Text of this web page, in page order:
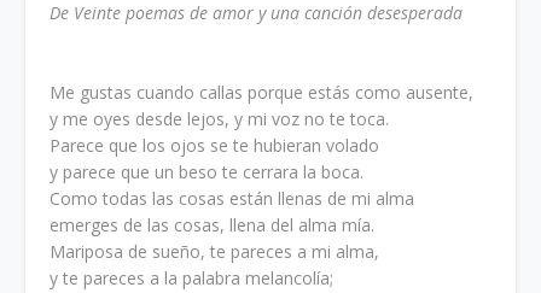
De Veinte poemas de amor y una canción desesperada
Me gustas cuando callas porque estás como ausente,
y me oyes desde lejos, y mi voz no te toca.
Parece que los ojos se te hubieran volado
y parece que un beso te cerrara la boca.
Como todas las cosas están llenas de mi alma
emerges de las cosas, llena del alma mía.
Mariposa de sueño, te pareces a mi alma,
y te pareces a la palabra melancolía;